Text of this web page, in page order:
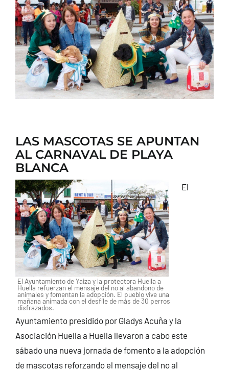
CONTACTO
LAS MASCOTAS SE APUNTAN
AL CARNAVAL DE PLAYA
BLANCA
El Ayuntamiento de Yaiza y la protectora Huella a
Huella refuerzan el mensaje del no al abandono de
animales y fomentan la adopción. El pueblo vive una
mañana animada con el desfile de más de 30 perros
disfrazados.
El
Ayuntamiento presidido por Gladys Acuña y la
Asociación Huella a Huella llevaron a cabo este
sábado una nueva jornada de fomento a la adopción
de mascotas reforzando el mensaje del no al